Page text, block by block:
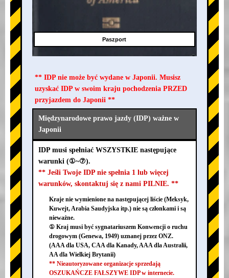
Paszport
** IDP nie może być wydane w Japonii. Musisz
uzyskać IDP w swoim kraju pochodzenia PRZED
przyjazdem do Japonii **
Międzynarodowe prawo jazdy (IDP) ważne w
Japonii
IDP musi spełniać WSZYSTKIE następujące
warunki (①~⑦).
** Jeśli Twoje IDP nie spełnia 1 lub więcej
warunków, skontaktuj się z nami PILNIE. **
Kraje nie wymienione na następującej liście (Meksyk,
Kuwejt, Arabia Saudyjska itp.) nie są członkami i są
nieważne.
① Kraj musi być sygnatariuszem Konwencji o ruchu
drogowym (Genewa, 1949) uznanej przez ONZ.
(AAA dla USA, CAA dla Kanady, AAA dla Australii,
AA dla Wielkiej Brytanii)
** Nieautoryzowane organizacje sprzedają
OSZUKAŃCZE FAŁSZYWE IDP w internecie.